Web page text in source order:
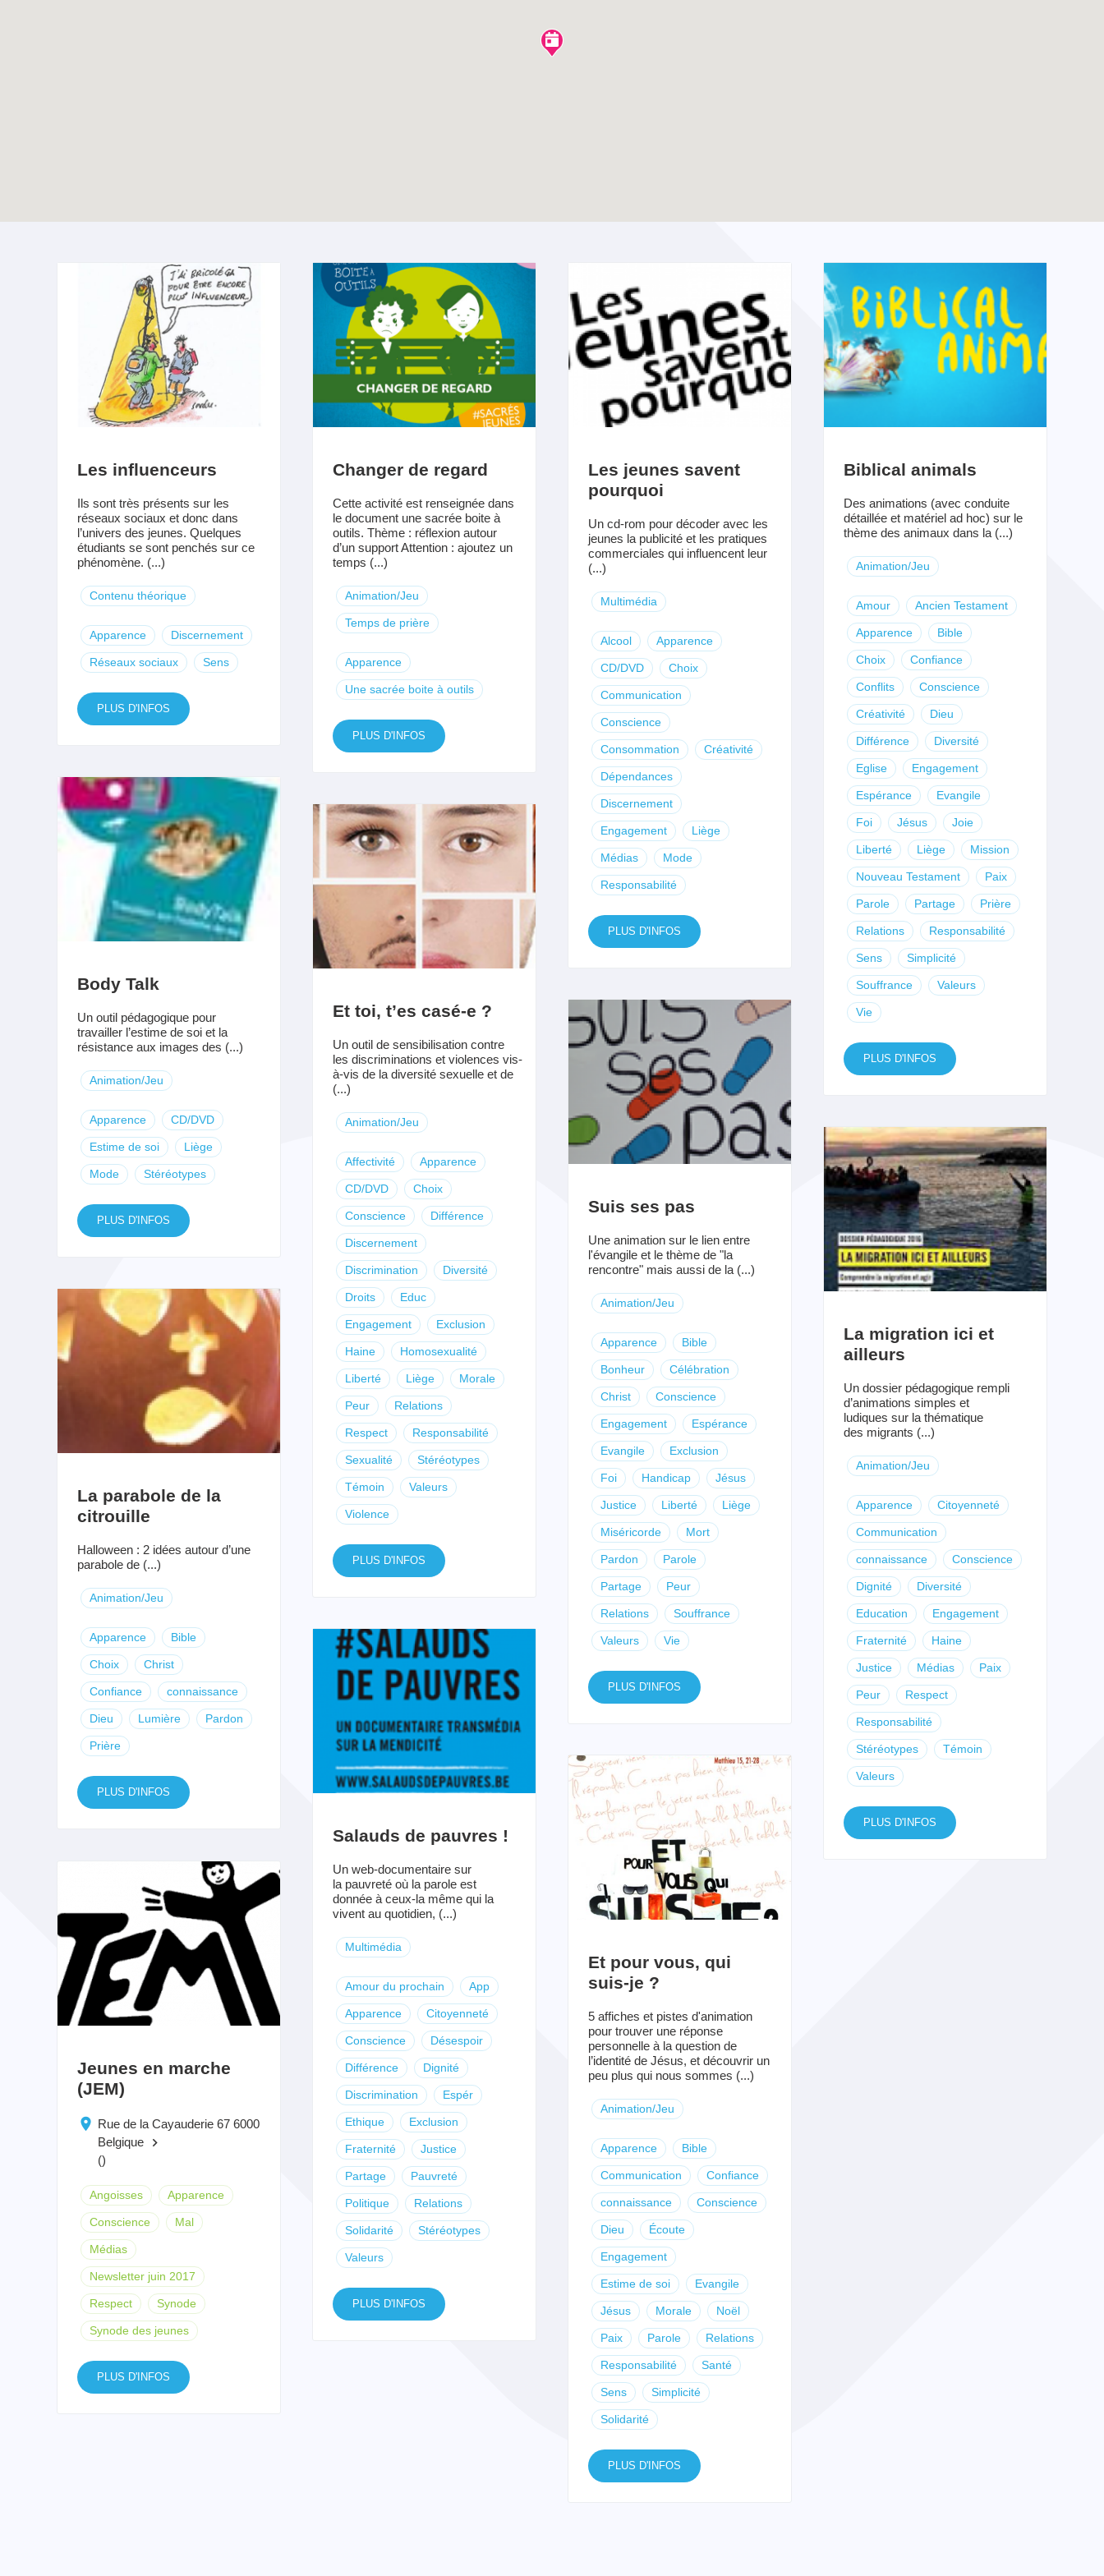
Les influenceurs
Ils sont très présents sur les
réseaux sociaux et donc dans
l’univers des jeunes. Quelques
étudiants se sont penchés sur ce
phénomène. (...)
Contenu théorique
Apparence Discernement
Réseaux sociaux Sens
PLUS D'INFOS
Changer de regard
Cette activité est renseignée dans
le document une sacrée boite à
outils. Thème : réflexion autour
d’un support Attention : ajoutez un
temps (...)
Animation/Jeu
Temps de prière
Apparence
Une sacrée boite à outils
PLUS D'INFOS
Les jeunes savent
pourquoi
Un cd-rom pour décoder avec les
jeunes la publicité et les pratiques
commerciales qui influencent leur
(...)
Multimédia
Alcool Apparence
CD/DVD Choix
Communication
Conscience
Consommation Créativité
Dépendances
Discernement
Engagement Liège
Médias Mode
Responsabilité
PLUS D'INFOS
Biblical animals
Des animations (avec conduite
détaillée et matériel ad hoc) sur le
thème des animaux dans la (...)
Animation/Jeu
Amour Ancien Testament
Apparence Bible
Choix Confiance
Conflits Conscience
Créativité Dieu
Différence Diversité
Eglise Engagement
Espérance Evangile
Foi Jésus Joie
Liberté Liège Mission
Nouveau Testament Paix
Parole Partage Prière
Relations Responsabilité
Sens Simplicité
Souffrance Valeurs
Vie
PLUS D'INFOS
Body Talk
Un outil pédagogique pour
travailler l’estime de soi et la
résistance aux images des (...)
Animation/Jeu
Apparence CD/DVD
Estime de soi Liège
Mode Stéréotypes
PLUS D'INFOS
Et toi, t’es casé-e ?
Un outil de sensibilisation contre
les discriminations et violences vis-
à-vis de la diversité sexuelle et de
(...)
Animation/Jeu
Affectivité Apparence
CD/DVD Choix
Conscience Différence
Discernement
Discrimination Diversité
Droits Educ
Engagement Exclusion
Haine Homosexualité
Liberté Liège Morale
Peur Relations
Respect Responsabilité
Sexualité Stéréotypes
Témoin Valeurs
Violence
PLUS D'INFOS
Suis ses pas
Une animation sur le lien entre
l'évangile et le thème de "la
rencontre" mais aussi de la (...)
Animation/Jeu
Apparence Bible
Bonheur Célébration
Christ Conscience
Engagement Espérance
Evangile Exclusion
Foi Handicap Jésus
Justice Liberté Liège
Miséricorde Mort
Pardon Parole
Partage Peur
Relations Souffrance
Valeurs Vie
PLUS D'INFOS
La migration ici et
ailleurs
Un dossier pédagogique rempli
d’animations simples et
ludiques sur la thématique
des migrants (...)
Animation/Jeu
Apparence Citoyenneté
Communication
connaissance Conscience
Dignité Diversité
Education Engagement
Fraternité Haine
Justice Médias Paix
Peur Respect
Responsabilité
Stéréotypes Témoin
Valeurs
PLUS D'INFOS
La parabole de la
citrouille
Halloween : 2 idées autour d’une
parabole de (...)
Animation/Jeu
Apparence Bible
Choix Christ
Confiance connaissance
Dieu Lumière Pardon
Prière
PLUS D'INFOS
Salauds de pauvres !
Un web-documentaire sur
la pauvreté où la parole est
donnée à ceux-la même qui la
vivent au quotidien, (...)
Multimédia
Amour du prochain App
Apparence Citoyenneté
Conscience Désespoir
Différence Dignité
Discrimination Espér
Ethique Exclusion
Fraternité Justice
Partage Pauvreté
Politique Relations
Solidarité Stéréotypes
Valeurs
PLUS D'INFOS
Et pour vous, qui
suis-je ?
5 affiches et pistes d'animation
pour trouver une réponse
personnelle à la question de
l’identité de Jésus, et découvrir un
peu plus qui nous sommes (...)
Animation/Jeu
Apparence Bible
Communication Confiance
connaissance Conscience
Dieu Écoute
Engagement
Estime de soi Evangile
Jésus Morale Noël
Paix Parole Relations
Responsabilité Santé
Sens Simplicité
Solidarité
PLUS D'INFOS
Jeunes en marche
(JEM)
Rue de la Cayauderie 67 6000
Belgique
keyboard_arrow_right
()
Angoisses Apparence
Conscience Mal
Médias
Newsletter juin 2017
Respect Synode
Synode des jeunes
PLUS D'INFOS